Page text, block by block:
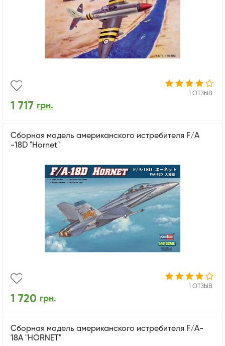
1 ОТЗЫВ
1 717 грн.
Сборная модель американского истребителя F/A
-18D "Hornet"
1 ОТЗЫВ
1 720 грн.
Сборная модель американского истребителя F/A-
18A "HORNET"